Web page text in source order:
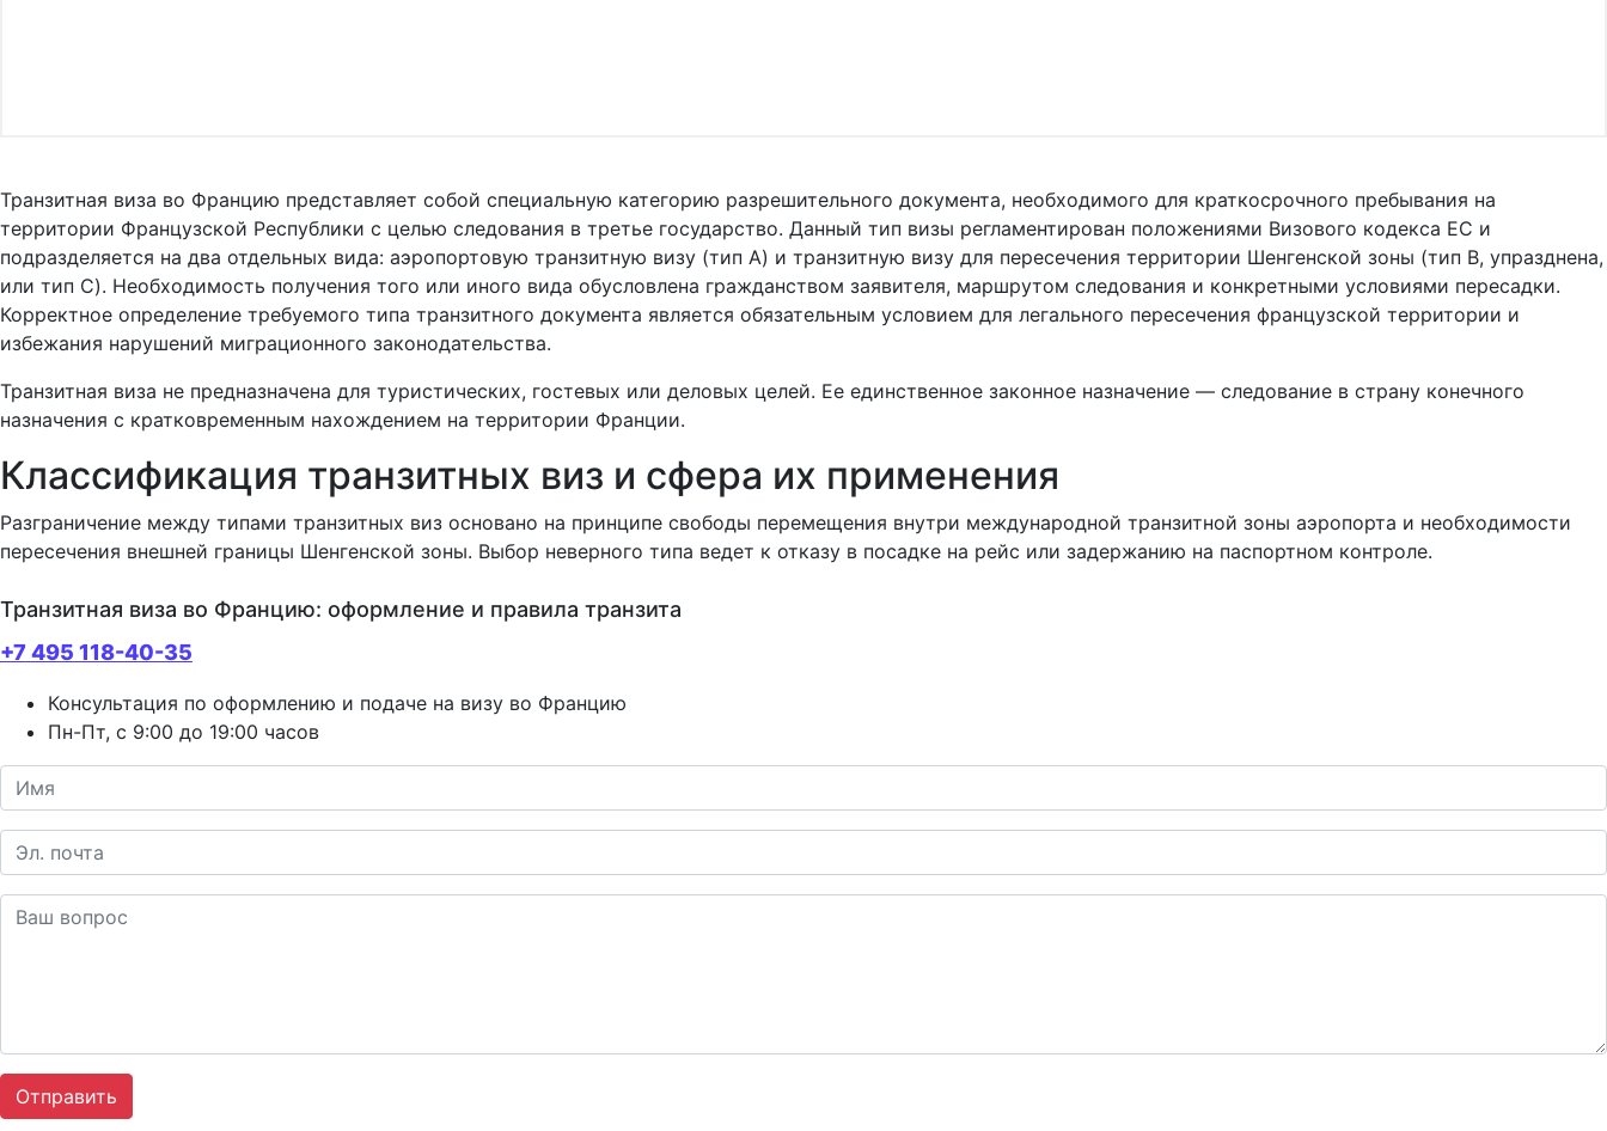
Транзитная виза во Францию представляет собой специальную категорию разрешительного документа, необходимого для краткосрочного пребывания на
территории Французской Республики с целью следования в третье государство. Данный тип визы регламентирован положениями Визового кодекса ЕС и
подразделяется на два отдельных вида: аэропортовую транзитную визу (тип A) и транзитную визу для пересечения территории Шенгенской зоны (тип B, упразднена,
или тип C). Необходимость получения того или иного вида обусловлена гражданством заявителя, маршрутом следования и конкретными условиями пересадки.
Корректное определение требуемого типа транзитного документа является обязательным условием для легального пересечения французской территории и
избежания нарушений миграционного законодательства.
Транзитная виза не предназначена для туристических, гостевых или деловых целей. Ее единственное законное назначение — следование в страну конечного
назначения с кратковременным нахождением на территории Франции.
Классификация транзитных виз и сфера их применения
Разграничение между типами транзитных виз основано на принципе свободы перемещения внутри международной транзитной зоны аэропорта и необходимости
пересечения внешней границы Шенгенской зоны. Выбор неверного типа ведет к отказу в посадке на рейс или задержанию на паспортном контроле.
Транзитная виза во Францию: оформление и правила транзита
+7 495 118-40-35
Консультация по оформлению и подаче на визу во Францию
Пн-Пт, с 9:00 до 19:00 часов